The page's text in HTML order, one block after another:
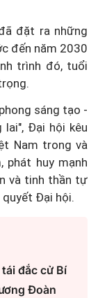
đặt ra những
đến năm 2030
trình đó, tuổi
sáng tạo -
lai", Đại hội kêu
Nam trong và
phát huy mạnh
và tinh thần tự
Đại hội.
đắc cử Bí
Đoàn